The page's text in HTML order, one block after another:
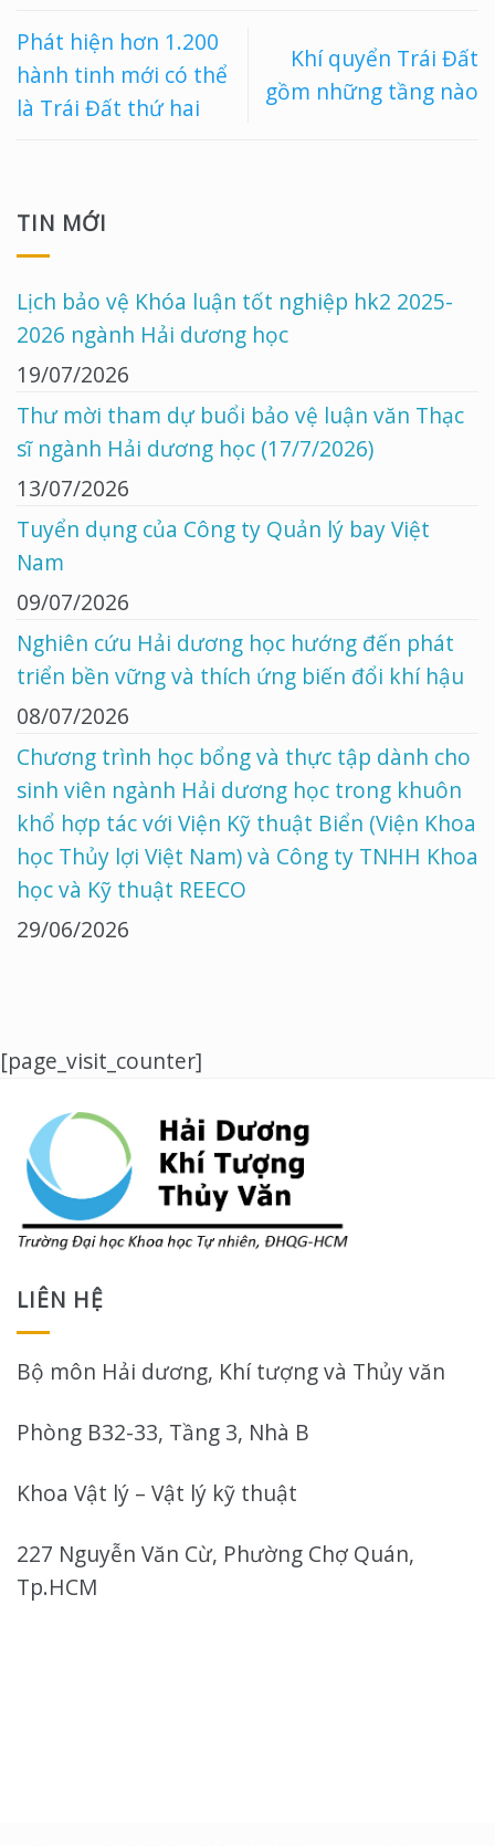
Phát hiện hơn 1.200
hành tinh mới có thể
là Trái Đất thứ hai
Khí quyển Trái Đất
gồm những tầng nào
TIN MỚI
Lịch bảo vệ Khóa luận tốt nghiệp hk2 2025-
2026 ngành Hải dương học
19/07/2026
Thư mời tham dự buổi bảo vệ luận văn Thạc
sĩ ngành Hải dương học (17/7/2026)
13/07/2026
Tuyển dụng của Công ty Quản lý bay Việt
Nam
09/07/2026
Nghiên cứu Hải dương học hướng đến phát
triển bền vững và thích ứng biến đổi khí hậu
08/07/2026
Chương trình học bổng và thực tập dành cho
sinh viên ngành Hải dương học trong khuôn
khổ hợp tác với Viện Kỹ thuật Biển (Viện Khoa
học Thủy lợi Việt Nam) và Công ty TNHH Khoa
học và Kỹ thuật REECO
29/06/2026
[page_visit_counter]
LIÊN HỆ
Bộ môn Hải dương, Khí tượng và Thủy văn
Phòng B32-33, Tầng 3, Nhà B
Khoa Vật lý – Vật lý kỹ thuật
227 Nguyễn Văn Cừ, Phường Chợ Quán,
Tp.HCM